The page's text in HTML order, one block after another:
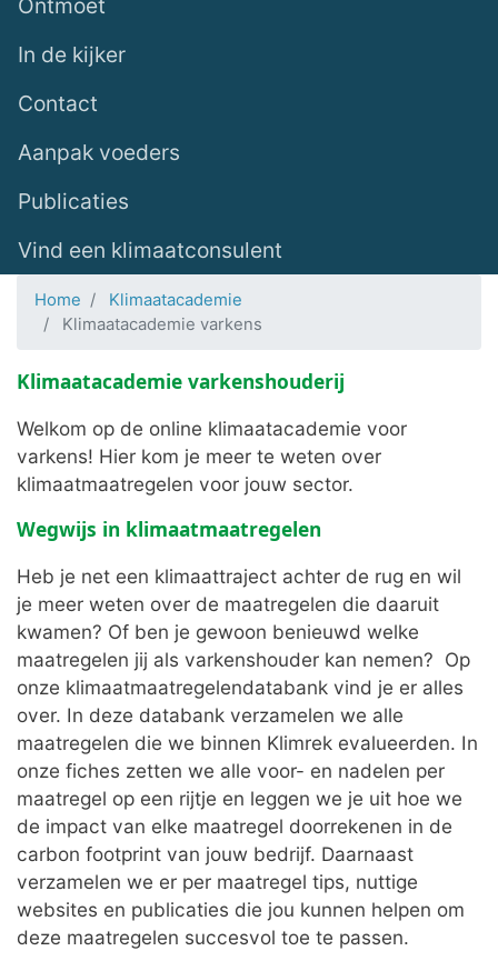
In de kijker
Contact
Aanpak voeders
Publicaties
Vind een klimaatconsulent
Home
Klimaatacademie
Klimaatacademie varkens
Klimaatacademie varkenshouderij
Welkom op de online klimaatacademie voor
varkens! Hier kom je meer te weten over
klimaatmaatregelen voor jouw sector.
Wegwijs in klimaatmaatregelen
Heb je net een klimaattraject achter de rug en wil
je meer weten over de maatregelen die daaruit
kwamen? Of ben je gewoon benieuwd welke
maatregelen jij als varkenshouder kan nemen? Op
onze klimaatmaatregelendatabank vind je er alles
over. In deze databank verzamelen we alle
maatregelen die we binnen Klimrek evalueerden. In
onze fiches zetten we alle voor- en nadelen per
maatregel op een rijtje en leggen we je uit hoe we
de impact van elke maatregel doorrekenen in de
carbon footprint van jouw bedrijf. Daarnaast
verzamelen we er per maatregel tips, nuttige
websites en publicaties die jou kunnen helpen om
deze maatregelen succesvol toe te passen.